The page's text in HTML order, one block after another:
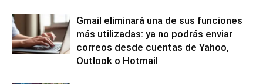
Gmail eliminará una de sus funciones
más utilizadas: ya no podrás enviar
correos desde cuentas de Yahoo,
Outlook o Hotmail